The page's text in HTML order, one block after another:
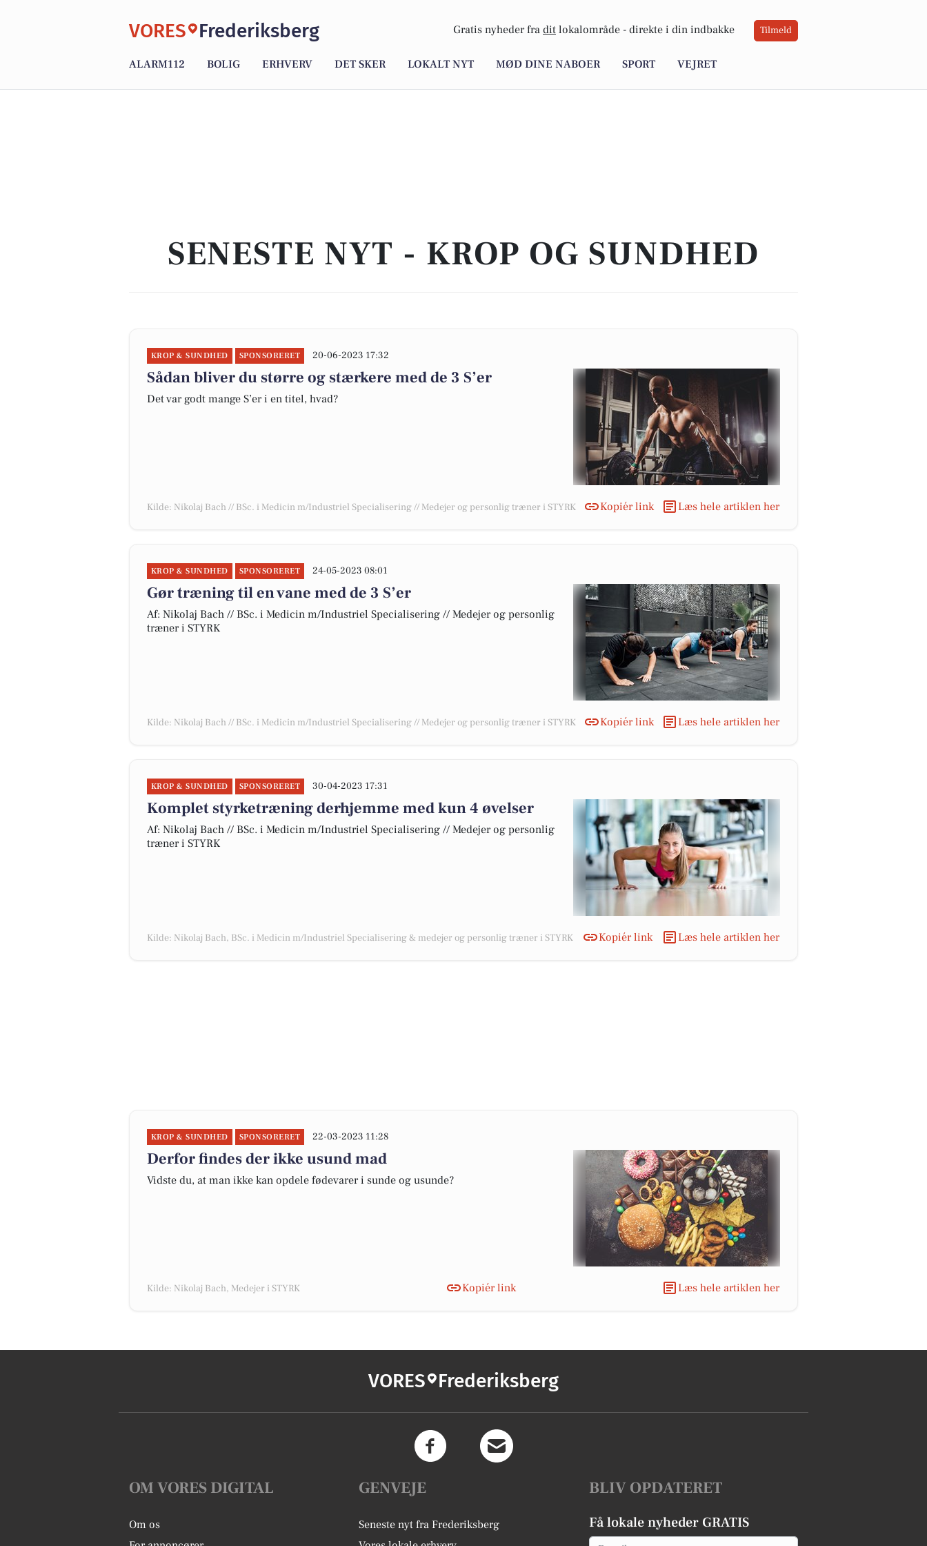
VORES Frederiksberg Gratis nyheder fra dit lokalområde - direkte i din indbakke Tilmeld
ALARM112 BOLIG ERHVERV DET SKER LOKALT NYT MØD DINE NABOER SPORT VEJRET
SENESTE NYT - KROP OG SUNDHED
KROP & SUNDHED SPONSORERET 20-06-2023 17:32
Sådan bliver du større og stærkere med de 3 S’er
Det var godt mange S’er i en titel, hvad?
Kilde: Nikolaj Bach // BSc. i Medicin m/Industriel Specialisering // Medejer og personlig træner i STYRK Kopiér link Læs hele artiklen her
KROP & SUNDHED SPONSORERET 24-05-2023 08:01
Gør træning til en vane med de 3 S’er
Af: Nikolaj Bach // BSc. i Medicin m/Industriel Specialisering // Medejer og personlig
træner i STYRK
Kilde: Nikolaj Bach // BSc. i Medicin m/Industriel Specialisering // Medejer og personlig træner i STYRK Kopiér link Læs hele artiklen her
KROP & SUNDHED SPONSORERET 30-04-2023 17:31
Komplet styrketræning derhjemme med kun 4 øvelser
Af: Nikolaj Bach // BSc. i Medicin m/Industriel Specialisering // Medejer og personlig
træner i STYRK
Kilde: Nikolaj Bach, BSc. i Medicin m/Industriel Specialisering & medejer og personlig træner i STYRK Kopiér link Læs hele artiklen her
KROP & SUNDHED SPONSORERET 22-03-2023 11:28
Derfor findes der ikke usund mad
Vidste du, at man ikke kan opdele fødevarer i sunde og usunde?
Kilde: Nikolaj Bach, Medejer i STYRK Kopiér link Læs hele artiklen her
VORES Frederiksberg
OM VORES DIGITAL
Om os
GENVEJE
Seneste nyt fra Frederiksberg
BLIV OPDATERET
Få lokale nyheder GRATIS